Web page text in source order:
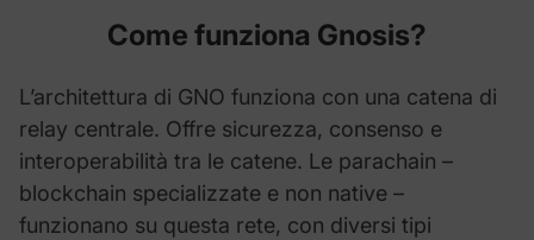
Come funziona Gnosis?
L’architettura di GNO funziona con una catena di
relay centrale. Offre sicurezza, consenso e
interoperabilità tra le catene. Le parachain –
blockchain specializzate e non native –
funzionano su questa rete, con diversi tipi